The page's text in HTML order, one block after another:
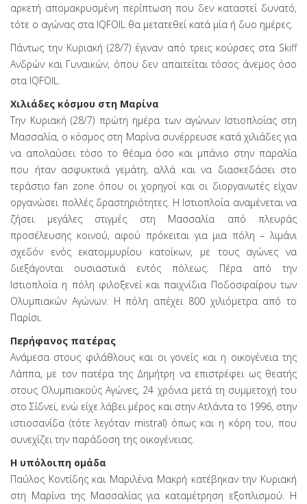
αρκετή απομακρυσμένη περίπτωση που δεν καταστεί δυνατό,
τότε ο αγώνας στα IQFOIL θα μετατεθεί κατά μία ή δυο ημέρες.
Πάντως την Κυριακή (28/7) έγιναν από τρεις κούρσες στα Skiff
Ανδρών και Γυναικών, όπου δεν απαιτείται τόσος άνεμος όσο
στα IQFOIL.
Χιλιάδες κόσμου στη Μαρίνα
Την Κυριακή (28/7) πρώτη ημέρα των αγώνων Ιστιοπλοΐας στη
Μασσαλία, ο κόσμος στη Μαρίνα συνέρρευσε κατά χιλιάδες για
να απολαύσει τόσο το θέαμα όσο και μπάνιο στην παραλία
που ήταν ασφυκτικά γεμάτη, αλλά και να διασκεδάσει στο
τεράστιο fan zone όπου οι χορηγοί και οι διοργανωτές είχαν
οργανώσει πολλές δραστηριότητες. H Ιστιοπλοΐα αναμένεται να
ζήσει μεγάλες στιγμές στη Μασσαλία από πλευράς
προσέλευσης κοινού, αφού πρόκειται για μια πόλη – λιμάνι
σχεδόν ενός εκατομμυρίου κατοίκων, με τους αγώνες να
διεξάγονται ουσιαστικά εντός πόλεως. Πέρα από την
Ιστιοπλοΐα η πόλη φιλοξενεί και παιχνίδια Ποδοσφαίρου των
Ολυμπιακών Αγώνων. Η πόλη απέχει 800 χιλιόμετρα από το
Παρίσι.
Περήφανος πατέρας
Ανάμεσα στους φιλάθλους και οι γονείς και η οικογένεια της
Λάππα, με τον πατέρα της Δημήτρη να επιστρέφει ως θεατής
στους Ολυμπιακούς Αγώνες, 24 χρόνια μετά τη συμμετοχή του
στο Σίδνεϊ, ενώ είχε λάβει μέρος και στην Ατλάντα το 1996, στην
ιστιοσανίδα (τότε λεγόταν mistral) όπως και η κόρη του, που
συνεχίζει την παράδοση της οικογένειας.
Η υπόλοιπη ομάδα
Παύλος Κοντίδης και Μαριλένα Μακρή κατέβηκαν την Κυριακή
στη Μαρίνα της Μασσαλίας για καταμέτρηση εξοπλισμού. Η